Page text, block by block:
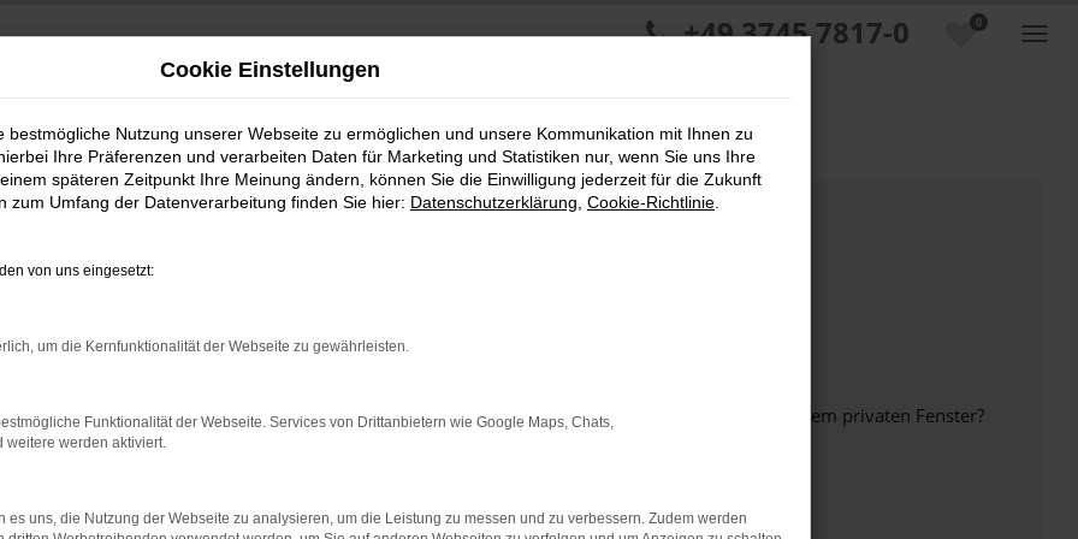
0
+49 3745 7817-0
bestimmter Seiten verhindern. Funktioniert die Seite in einem anderen Browser oder in einem privaten Fenster?
beheben.
auf dem neuesten Stand sind.
Cookie Einstellungen
bestmögliche Nutzung unserer Webseite zu ermöglichen und unsere Kommunikation mit Ihnen zu
Ihre Präferenzen und verarbeiten Daten für Marketing und Statistiken nur, wenn Sie uns Ihre
späteren Zeitpunkt Ihre Meinung ändern, können Sie die Einwilligung jederzeit für die Zukunft
zum Umfang der Datenverarbeitung finden Sie hier: Datenschutzerklärung Cookie-Richtlinie
von uns eingesetzt:
um die Kernfunktionalität der Webseite zu gewährleisten.
Funktionalität der Webseite. Services von Drittanbietern wie Google Maps, Chats,
weitere werden aktiviert.
es uns, die Nutzung der Webseite zu analysieren, um die Leistung zu messen und zu verbessern. Zudem werden